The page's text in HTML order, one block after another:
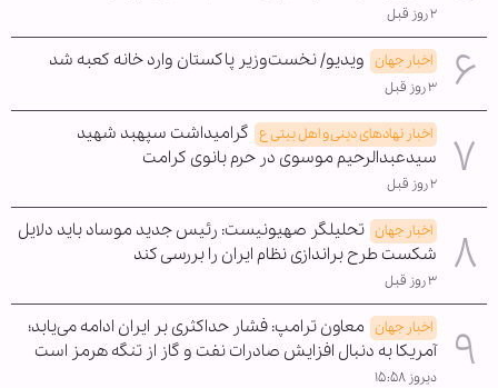
۲ روز قبل
اخبار جهان ویدیو/ نخست‌وزیر پاکستان وارد خانه کعبه شد
۳ روز قبل
اخبار نهادهای دینی و اهل بیتی ع گرامیداشت سپهبد شهید
سیدعبدالرحیم موسوی در حرم بانوی کرامت
۲ روز قبل
اخبار جهان تحلیلگر صهیونیست: رئیس جدید موساد باید دلایل
شکست طرح براندازی نظام ایران را بررسی کند
۳ روز قبل
اخبار جهان معاون ترامپ: فشار حداکثری بر ایران ادامه می‌یابد؛
آمریکا به دنبال افزایش صادرات نفت و گاز از تنگه هرمز است
دیروز ۱۵:۵۸